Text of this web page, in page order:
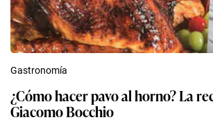
Gastronomía
¿Cómo hacer pavo al horno? La
Giacomo Bocchio